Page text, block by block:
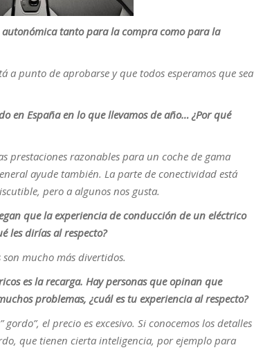
tanto para la compra como para la
a punto de aprobarse y que todos esperamos que sea
en España en lo que llevamos de año… ¿Por qué
prestaciones razonables para un coche de gama
ayude también. La parte de conectividad está
pero a algunos nos gusta.
que la experiencia de conducción de un eléctrico
les dirías al respecto?
mucho más divertidos.
es la recarga. Hay personas que opinan que
problemas, ¿cuál es tu experiencia al respecto?
el precio es excesivo. Si conocemos los detalles
que tienen cierta inteligencia, por ejemplo para